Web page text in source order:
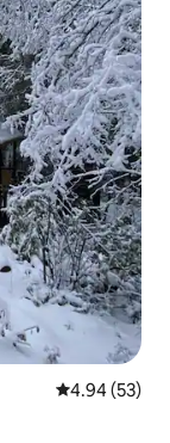
Calificación
4.94 (53)